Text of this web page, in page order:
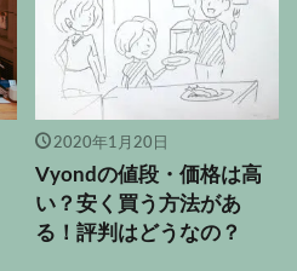
2020年1月20日
Vyondの値段・価格は高
い？安く買う方法があ
る！評判はどうなの？